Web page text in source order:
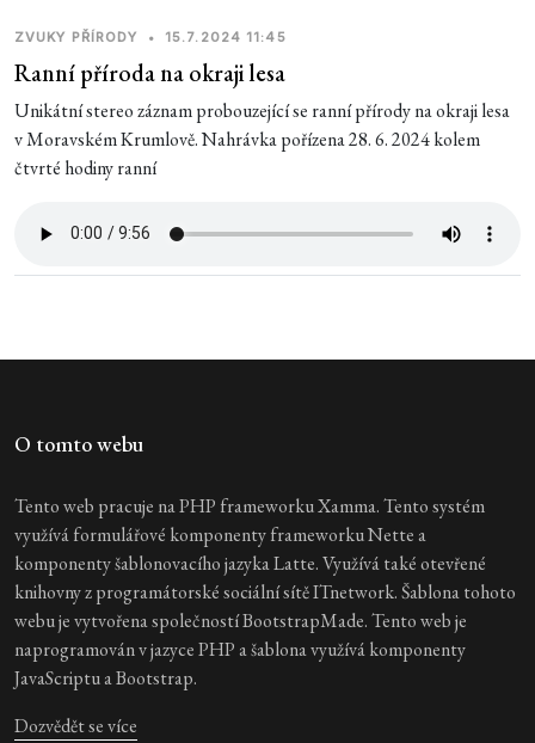
ZVUKY PŘÍRODY • 15.7.2024 11:45
Ranní příroda na okraji lesa
Unikátní stereo záznam probouzející se ranní přírody na okraji lesa
v Moravském Krumlově. Nahrávka pořízena 28. 6. 2024 kolem
čtvrté hodiny ranní
O tomto webu
Tento web pracuje na PHP frameworku Xamma. Tento systém
využívá formulářové komponenty frameworku Nette a
komponenty šablonovacího jazyka Latte. Využívá také otevřené
knihovny z programátorské sociální sítě ITnetwork. Šablona tohoto
webu je vytvořena společností BootstrapMade. Tento web je
naprogramován v jazyce PHP a šablona využívá komponenty
JavaScriptu a Bootstrap.
Dozvědět se více